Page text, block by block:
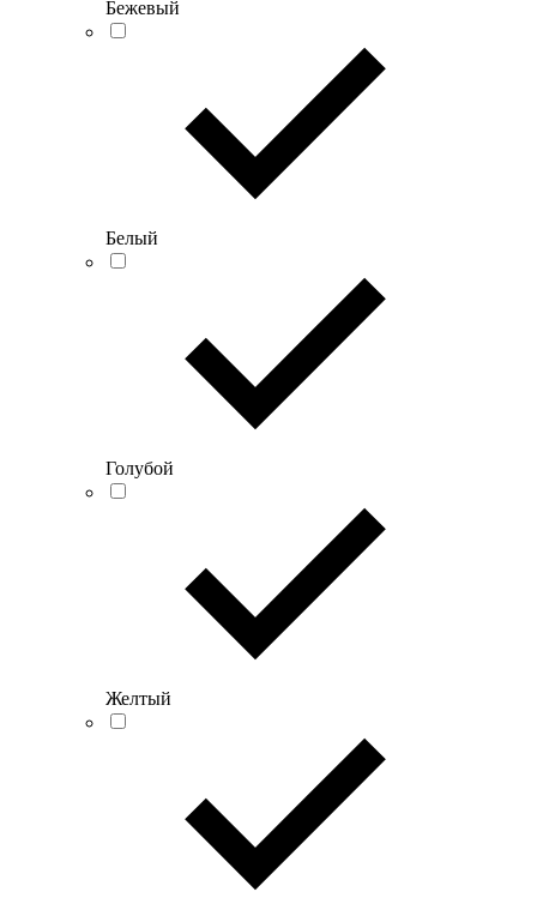
Бежевый
Белый
Голубой
Желтый